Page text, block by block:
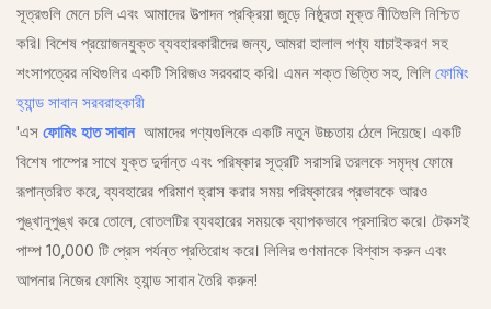
সূত্রগুলি মেনে চলি এবং আমাদের উত্পাদন প্রক্রিয়া জুড়ে নিষ্ঠুরতা মুক্ত নীতিগুলি নিশ্চিত
করি। বিশেষ প্রয়োজনযুক্ত ব্যবহারকারীদের জন্য, আমরা হালাল পণ্য যাচাইকরণ সহ
শংসাপত্রের নথিগুলির একটি সিরিজও সরবরাহ করি। এমন শক্ত ভিত্তি সহ, লিলিফোমিং
হ্যান্ড সাবান সরবরাহকারী
'এসফোমিং হাত সাবান আমাদের পণ্যগুলিকে একটি নতুন উচ্চতায় ঠেলে দিয়েছে। একটি
বিশেষ পাম্পের সাথে যুক্ত দুর্দান্ত এবং পরিষ্কার সূত্রটি সরাসরি তরলকে সমৃদ্ধ ফোমে
রূপান্তরিত করে, ব্যবহারের পরিমাণ হ্রাস করার সময় পরিষ্কারের প্রভাবকে আরও
পুঙ্খানুপুঙ্খ করে তোলে, বোতলটির ব্যবহারের সময়কে ব্যাপকভাবে প্রসারিত করে। টেকসই
পাম্প 10,000 টি প্রেস পর্যন্ত প্রতিরোধ করে। লিলির গুণমানকে বিশ্বাস করুন এবং
আপনার নিজের ফোমিং হ্যান্ড সাবান তৈরি করুন!